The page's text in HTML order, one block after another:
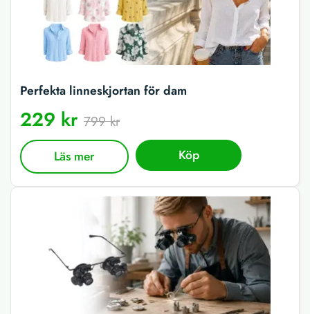
Perfekta linneskjortan för dam
229 kr 799 kr
Läs mer Köp